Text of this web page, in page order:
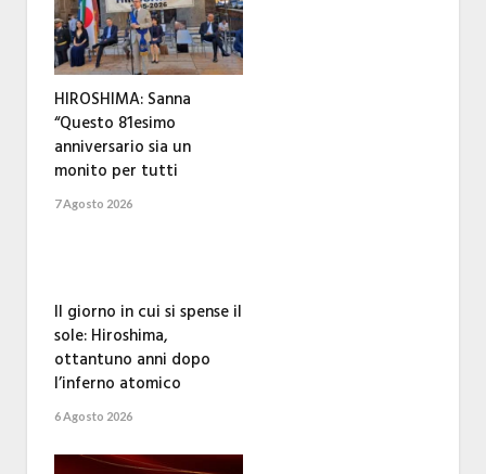
HIROSHIMA: Sanna
“Questo 81esimo
anniversario sia un
monito per tutti
7 Agosto 2026
Il giorno in cui si spense il
sole: Hiroshima,
ottantuno anni dopo
l’inferno atomico
6 Agosto 2026